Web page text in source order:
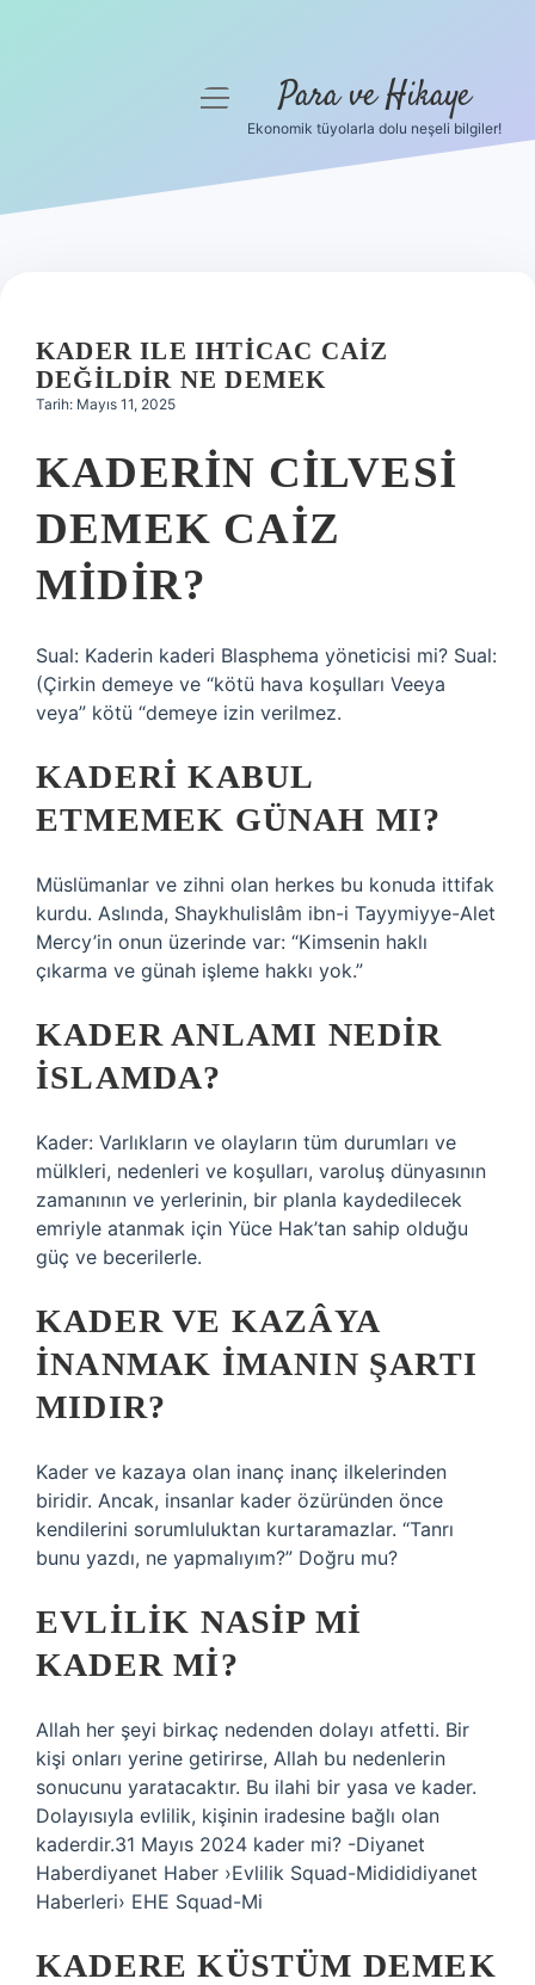
Hakkımızda
menüyü
Para ve Hikaye
Ekonomik tüyolarla dolu neşeli bilgiler!
KADER ILE IHTICAC CAIZ
DEĞILDIR NE DEMEK
Tarih: Mayıs 11, 2025
KADERIN CILVESI
DEMEK CAIZ
MIDIR?
Sual: Kaderin kaderi Blasphema yöneticisi mi? Sual:
(Çirkin demeye ve “kötü hava koşulları Veeya
veya” kötü “demeye izin verilmez.
KADERI KABUL
ETMEMEK GÜNAH MI?
Müslümanlar ve zihni olan herkes bu konuda ittifak
kurdu. Aslında, Shaykhulislâm ibn-i Tayymiyye-Alet
Mercy’in onun üzerinde var: “Kimsenin haklı
çıkarma ve günah işleme hakkı yok.”
KADER ANLAMI NEDIR
ISLAMDA?
Kader: Varlıkların ve olayların tüm durumları ve
mülkleri, nedenleri ve koşulları, varoluş dünyasının
zamanının ve yerlerinin, bir planla kaydedilecek
emriyle atanmak için Yüce Hak’tan sahip olduğu
güç ve becerilerle.
KADER VE KAZÂYA
INANMAK IMANIN ŞARTI
MIDIR?
Kader ve kazaya olan inanç inanç ilkelerinden
biridir. Ancak, insanlar kader özüründen önce
kendilerini sorumluluktan kurtaramazlar. “Tanrı
bunu yazdı, ne yapmalıyım?” Doğru mu?
EVLILIK NASIP MI
KADER MI?
Allah her şeyi birkaç nedenden dolayı atfetti. Bir
kişi onları yerine getirirse, Allah bu nedenlerin
sonucunu yaratacaktır. Bu ilahi bir yasa ve kader.
Dolayısıyla evlilik, kişinin iradesine bağlı olan
kaderdir.31 Mayıs 2024 kader mi? -Diyanet
Haberdiyanet Haber ›Evlilik Squad-Midididiyanet
Haberleri› EHE Squad-Mi
KADERE KÜSTÜM DEMEK